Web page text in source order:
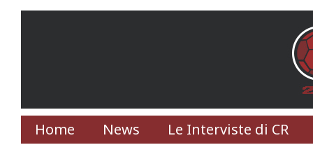
Home News Le Interviste di CR